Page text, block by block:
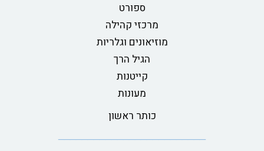
ספורט
מרכזי קהילה
מוזיאונים וגלריות
הגיל הרך
קייטנות
מעונות
כותר ראשון